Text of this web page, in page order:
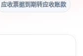
应收票据到期转应收账款